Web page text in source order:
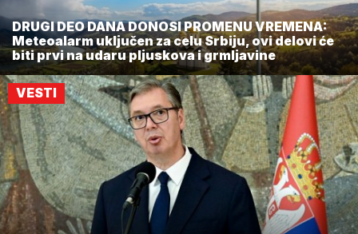
DRUGI DEO DANA DONOSI PROMENU VREMENA:
Meteoalarm uključen za celu Srbiju, ovi delovi će
biti prvi na udaru pljuskova i grmljavine
VESTI